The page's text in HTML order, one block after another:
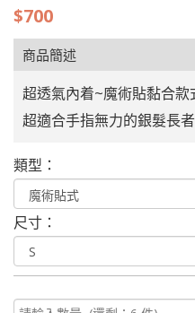
$700
商品簡述
超透氣內着~魔術貼黏合款
超適合手指無力的銀髮長
類型：
尺寸：